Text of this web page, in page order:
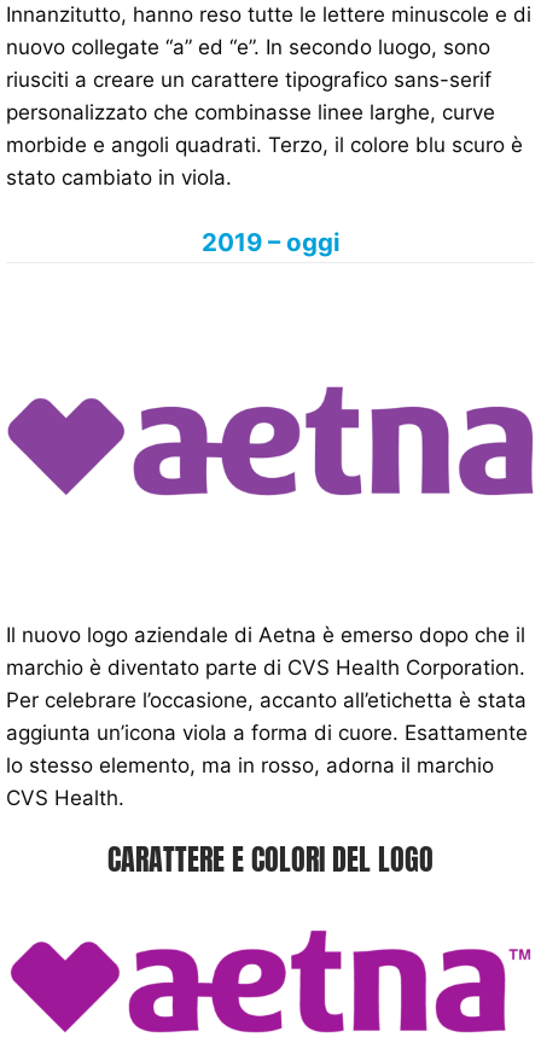
Innanzitutto, hanno reso tutte le lettere minuscole e di
nuovo collegate “a” ed “e”. In secondo luogo, sono
riusciti a creare un carattere tipografico sans-serif
personalizzato che combinasse linee larghe, curve
morbide e angoli quadrati. Terzo, il colore blu scuro è
stato cambiato in viola.
2019 – oggi
Il nuovo logo aziendale di Aetna è emerso dopo che il
marchio è diventato parte di CVS Health Corporation.
Per celebrare l’occasione, accanto all’etichetta è stata
aggiunta un’icona viola a forma di cuore. Esattamente
lo stesso elemento, ma in rosso, adorna il marchio
CVS Health.
CARATTERE E COLORI DEL LOGO